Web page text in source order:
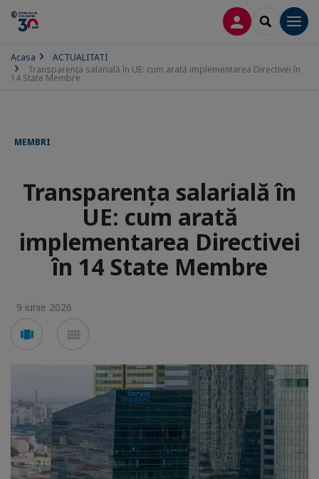
CONECTARE
SEARCH
Acasa
ACTUALITATI
Transparența salarială în UE: cum arată implementarea Directivei în
14 State Membre
MEMBRI
Transparența salarială în
UE: cum arată
implementarea Directivei
în 14 State Membre
9 iunie 2026
Voir
en
en
mosaïque